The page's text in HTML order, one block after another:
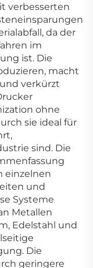
verbesserten
da der
im
ist. Die
macht
verkürzt
ohne
sie ideal für
sind. Die
einzelnen
und
Systeme
Metallen
Edelstahl und
Die
geringere